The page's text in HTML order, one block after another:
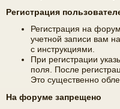
Регистрация
Регистрация на
учетной записи вам
с инструкциями.
При регистрации
поля. После
Это существенно
На форуме запрещено